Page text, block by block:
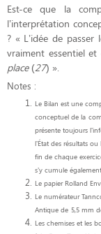
Est-ce que la
l’interprétation
? « L’idée de
vraiment essentiel et
place(27) ».
Notes :
Le Bilan est une
conceptuel de la
présente toujours
l’État des résultats
fin de chaque
s’y cumule
Le papier Rolland
Le numérateur
Antique de 5,5 mm
Les chemises et les